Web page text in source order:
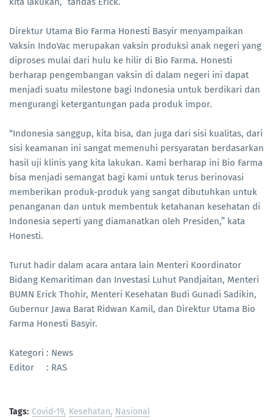
Direktur Utama Bio Farma Honesti Basyir menyampaikan
Vaksin IndoVac merupakan vaksin produksi anak negeri yang
diproses mulai dari hulu ke hilir di Bio Farma. Honesti
berharap pengembangan vaksin di dalam negeri ini dapat
menjadi suatu milestone bagi Indonesia untuk berdikari dan
mengurangi ketergantungan pada produk impor.
“Indonesia sanggup, kita bisa, dan juga dari sisi kualitas, dari
sisi keamanan ini sangat memenuhi persyaratan berdasarkan
hasil uji klinis yang kita lakukan. Kami berharap ini Bio Farma
bisa menjadi semangat bagi kami untuk terus berinovasi
memberikan produk-produk yang sangat dibutuhkan untuk
penanganan dan untuk membentuk ketahanan kesehatan di
Indonesia seperti yang diamanatkan oleh Presiden,” kata
Honesti.
Turut hadir dalam acara antara lain Menteri Koordinator
Bidang Kemaritiman dan Investasi Luhut Pandjaitan, Menteri
BUMN Erick Thohir, Menteri Kesehatan Budi Gunadi Sadikin,
Gubernur Jawa Barat Ridwan Kamil, dan Direktur Utama Bio
Farma Honesti Basyir.
Kategori : News
Editor : RAS
Tags: Covid-19 Kesehatan Nasional